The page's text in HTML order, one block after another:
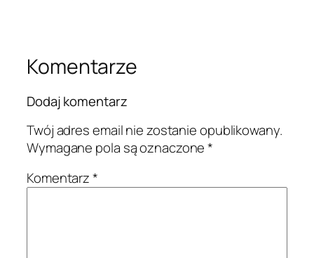
Komentarze
Dodaj komentarz
Twój adres email nie zostanie opublikowany.
Wymagane pola są oznaczone*
Komentarz*